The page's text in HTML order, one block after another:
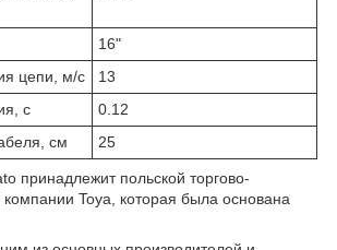
16"
цепи, м/с
13
с
0.12
см
25
принадлежит польской торгово-
компании Toya, которая была основана